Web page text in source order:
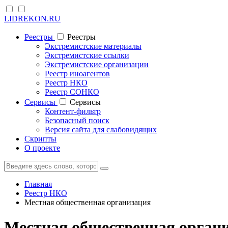
LIDREKON.RU
Реестры
Реестры
Экстремистские материалы
Экстремистские ссылки
Экстремистские организации
Реестр иноагентов
Реестр НКО
Реестр СОНКО
Cервисы
Cервисы
Контент-фильтр
Безопасный поиск
Версия сайта для слабовидящих
Скрипты
О проекте
Главная
Реестр НКО
Местная общественная организация